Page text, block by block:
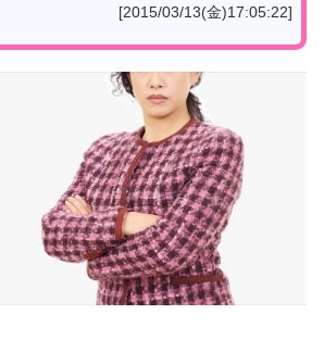
[2015/03/13(金)17:05:22]